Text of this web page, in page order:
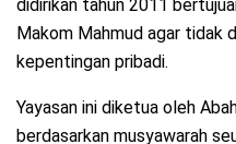
didirikan tahun 2011
Makom Mahmud agar tidak
kepentingan pribadi.
Yayasan ini diketua oleh
berdasarkan musyawarah